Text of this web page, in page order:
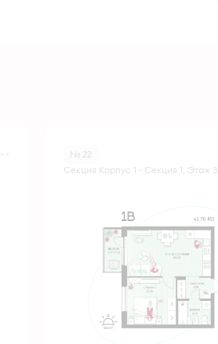
№ 22
Секция Корпус 1 - Секция 1, Этаж 3